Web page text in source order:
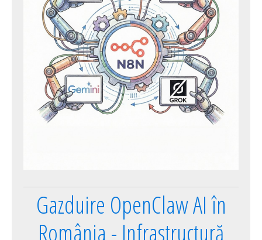
Gazduire OpenClaw AI în
România - Infrastructură